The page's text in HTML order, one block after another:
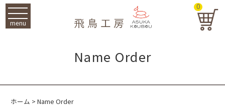
menu
0
Name Order
ホーム > Name Order